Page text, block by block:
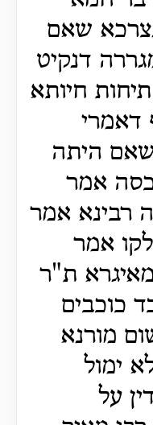
שאם
דנקיט
חיותא
דאמרי
שאם היתה
אמר
רבינא אמר
אמר
ת"ר
כוכבים
מורנא
ימול
על